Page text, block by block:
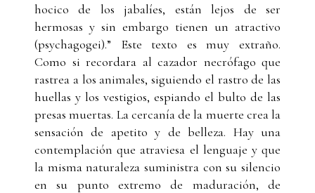
hocico de los jabalíes, están lejos de ser
hermosas y sin embargo tienen un atractivo
(psychagogei).” Este texto es muy extraño.
Como si recordara al cazador necrófago que
rastrea a los animales, siguiendo el rastro de las
huellas y los vestigios, espiando el bulto de las
presas muertas. La cercanía de la muerte crea la
sensación de apetito y de belleza. Hay una
contemplación que atraviesa el lenguaje y que
la misma naturaleza suministra con su silencio
en su punto extremo de maduración, de